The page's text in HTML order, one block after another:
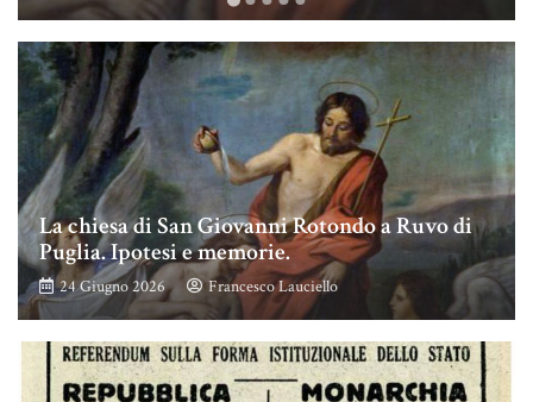
La chiesa di San Giovanni Rotondo a Ruvo di
Puglia. Ipotesi e memorie.
24 Giugno 2026 Francesco Lauciello